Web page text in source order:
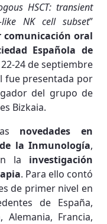
HSCT: transient
NK cell subset”
oral
Española de
24 de septiembre
fue presentada por
del grupo de
Bizkaia.
novedades en
la Inmunología,
la investigación
. Para ello contó
de primer nivel en
de España,
Alemania, Francia,